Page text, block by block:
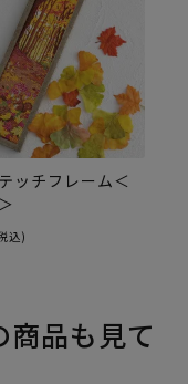
ッチフレーム＜
込)
品も見て